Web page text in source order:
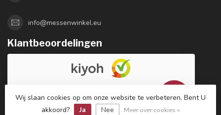
info@messenwinkel.eu
Klantbeoordelingen
1879 beoordelingen
9.5/10
Wij slaan cookies op om onze website te verbeteren. Bent U
akkoord?
Ja Nee Meer over cookies »